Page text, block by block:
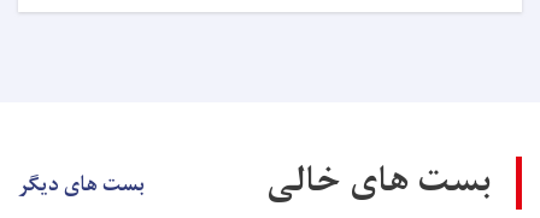
بست های خالی بست های دیگر